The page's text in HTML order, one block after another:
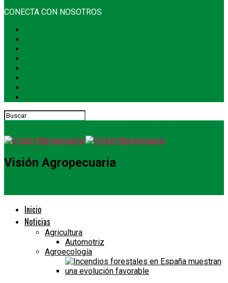
CONECTA CON NOSOTROS
Visión Agropecuaria
Inicio
Noticias
Agricultura
Automotriz
Agroecología